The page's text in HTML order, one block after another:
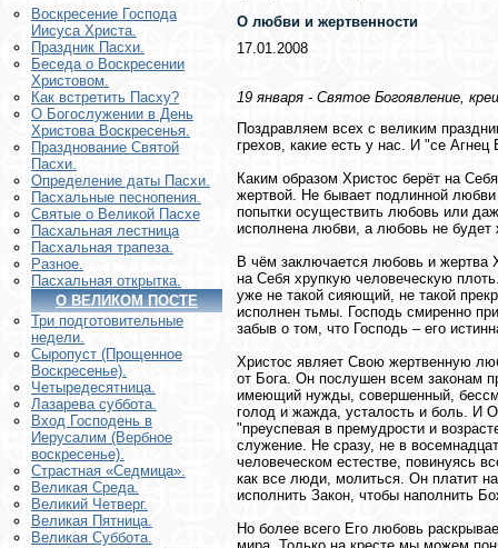
Воскреcение Господа
Иисуса Христа.
Праздник Пасхи.
Беседа о Воскресении
Христовом.
Как встретить Пасху?
О Богослужении в День
Христова Воскресенья.
Празднование Святой
Пасхи.
Определение даты Пасхи.
Пасхальные песнопения.
Святые о Великой Пасхе
Пасхальная лестница
Пасхальная трапеза.
Разное.
Пасхальная открытка.
О ВЕЛИКОМ ПОСТЕ
Три подготовительные
недели.
Сыропуст (Прощенное
Воскресенье).
Четыредесятница.
Лазарева суббота.
Вход Господень в
Иерусалим (Вербное
воскресенье).
Страстная «Седмица».
Великая Среда.
Великий Четверг.
Великая Пятница.
Великая Суббота.
О любви и жертвенности
17.01.2008
19 января - Святое Богоявление,
Поздравляем всех с великим
грехов, какие есть у нас. И "се
Каким образом Христос берёт на
жертвой. Не бывает подлинной
попытки осуществить любовь или
исполнена любви, а любовь не будет
В чём заключается любовь и
на Себя хрупкую человеческую
уже не такой сияющий, не такой
исполнен тьмы. Господь смиренно
забыв о том, что Господь – его
Христос являет Свою жертвенную
от Бога. Он послушен всем законам
имеющий нужды, совершенный,
голод и жажда, усталость и боль. И
"преуспевая в премудрости и
служение. Не сразу, не в
человеческом естестве, повинуясь
как все люди, молиться. Он платит
исполнить Закон, чтобы наполнить
Но более всего Его любовь